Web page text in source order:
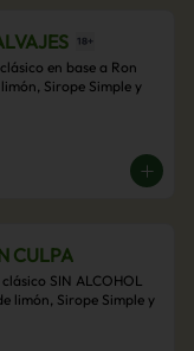
en base a Ron
Sirope Simple y
CULPA
SIN ALCOHOL
limón, Sirope Simple y